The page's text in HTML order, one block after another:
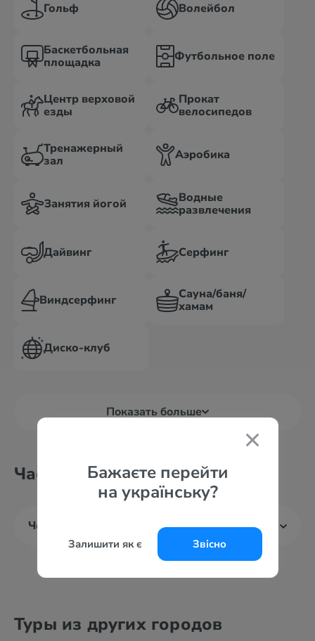
Бажаєте перейти
на українську?
Залишити як є Звісно
Гольф Волейбол
Баскетбольная
площадка
Футбольное поле
Центр верховой
езды
Прокат
велосипедов
Тренажерный
зал
Аэробика
Занятия йогой
Водные
развлечения
Дайвинг Серфинг
Виндсерфинг
Сауна/баня/
хамам
Диско-клуб
Показать больше
Часто задаваемые вопросы
Чем интересен Макади Бей?
Туры из других городов